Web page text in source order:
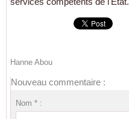
Hanne Abou
Nouveau commentaire :
Nom * :